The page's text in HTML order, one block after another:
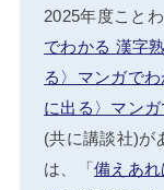
2025年度こと
でわかる 漢字
る〉マンガで
に出る〉マン
(共に講談社)が
は、「備えあ